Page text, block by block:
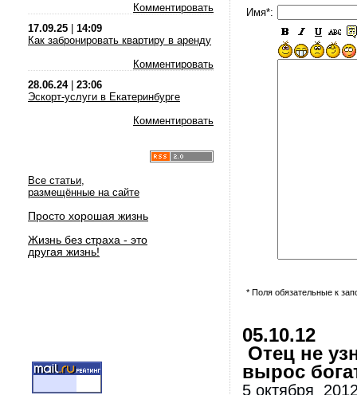
Комментировать
17.09.25
14:09
Как забронировать квартиру в аренду
Комментировать
28.06.24| 23:06
Эскорт-услуги в Екатеринбурге
Комментировать
Все статьи,
размещённые на сайте
Просто хорошая жизнь
Жизнь без страха - это
другая жизнь!
Имя*:
* Поля обязательные к
05.10.12
Отец не
вырос
5 октября